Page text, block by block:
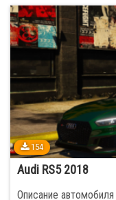
154
Audi RS5 2018
Описание